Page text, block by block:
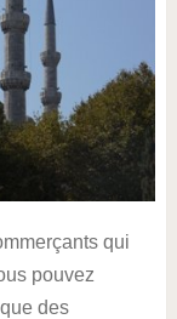
qui
pouvez
des